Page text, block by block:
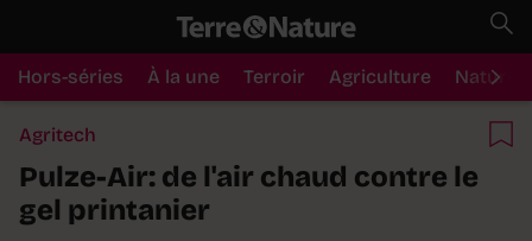
Hors-séries À la une Terroir Agriculture Nature
Agritech
Pulze-Air: de l'air chaud contre le
gel printanier